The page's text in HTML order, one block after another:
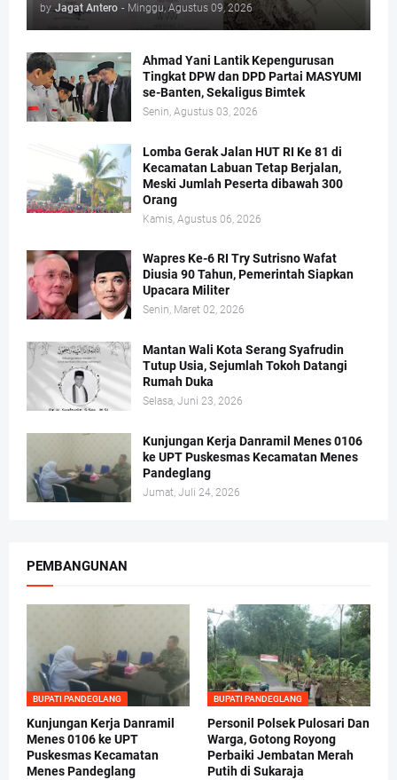
by Jagat Antero - Minggu, Agustus 09, 2026
Ahmad Yani Lantik Kepengurusan
Tingkat DPW dan DPD Partai MASYUMI
se-Banten, Sekaligus Bimtek
Senin, Agustus 03, 2026
Lomba Gerak Jalan HUT RI Ke 81 di
Kecamatan Labuan Tetap Berjalan,
Meski Jumlah Peserta dibawah 300
Orang
Kamis, Agustus 06, 2026
Wapres Ke-6 RI Try Sutrisno Wafat
Diusia 90 Tahun, Pemerintah Siapkan
Upacara Militer
Senin, Maret 02, 2026
Mantan Wali Kota Serang Syafrudin
Tutup Usia, Sejumlah Tokoh Datangi
Rumah Duka
Selasa, Juni 23, 2026
Kunjungan Kerja Danramil Menes 0106
ke UPT Puskesmas Kecamatan Menes
Pandeglang
Jumat, Juli 24, 2026
PEMBANGUNAN
BUPATI PANDEGLANG
Kunjungan Kerja Danramil
Menes 0106 ke UPT
Puskesmas Kecamatan
Menes Pandeglang
BUPATI PANDEGLANG
Personil Polsek Pulosari Dan
Warga, Gotong Royong
Perbaiki Jembatan Merah
Putih di Sukaraja